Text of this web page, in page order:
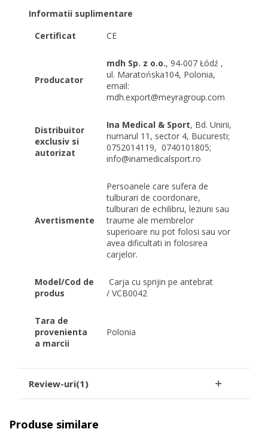
Informatii suplimentare
Certificat
CE
Producator
mdh Sp. z o.o., 94-007 Łódź ,
ul. Maratońska104, Polonia,
email:
mdh.export@meyragroup.com
Distribuitor
exclusiv si
autorizat
Ina Medical & Sport, Bd. Unirii,
numarul 11, sector 4, Bucuresti;
0752014119, 0740101805;
info@inamedicalsport.ro
Avertismente
Persoanele care sufera de
tulburari de coordonare,
tulburari de echilibru, leziuni sau
traume ale membrelor
superioare nu pot folosi sau vor
avea dificultati in folosirea
carjelor.
Model/Cod de
produs
Carja cu sprijin pe antebrat
/ VCB0042
Tara de
provenienta
a marcii
Polonia
Review-uri(1)
Produse similare